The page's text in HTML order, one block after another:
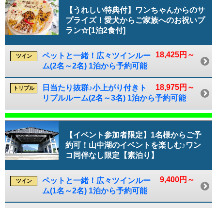
【うれしい特典付】ワンちゃんからのサ
プライズ！愛犬からご家族へのお祝いプ
ラン☆[1泊2食付]
18,425円～
ツイン
ペットと一緒！広々ツインルー
ム(2名～2名) 1泊から予約可能
18,975円～
トリプル
日当たり抜群♪小上がり付きト
リプルルーム(2名～3名) 1泊から予約可能
【イベント参加者限定】1名様からご予
約可！山中湖のイベントを楽しむ♪ワン
コ同伴なし限定【素泊り】
9,400円～
ツイン
ペットと一緒！広々ツインルー
ム(1名～2名) 1泊から予約可能